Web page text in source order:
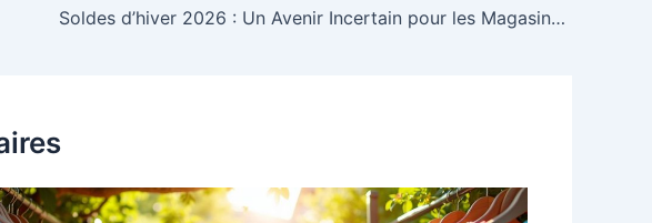
Soldes d’hiver 2026 : Un Avenir Incertain pour les Magasins d’Habillement